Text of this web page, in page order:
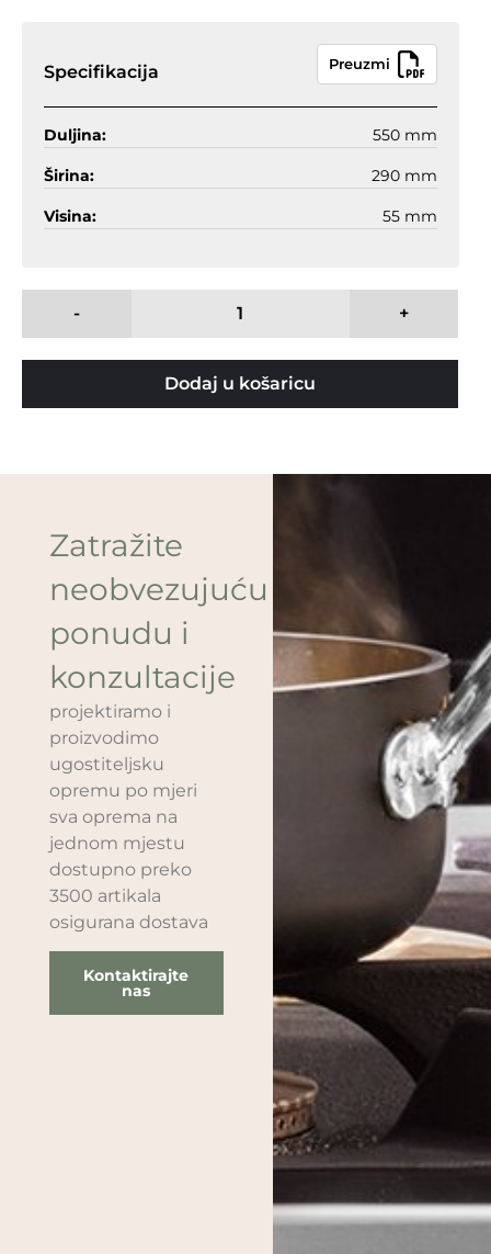
Specifikacija Preuzmi
Duljina: 550 mm
Širina: 290 mm
Visina: 55 mm
- +
Dodaj u košaricu
Zatražite
neobvezujuću
ponudu i
konzultacije
projektiramo i
proizvodimo
ugostiteljsku
opremu po mjeri
sva oprema na
jednom mjestu
dostupno preko
3500 artikala
osigurana dostava
Kontaktirajte
nas